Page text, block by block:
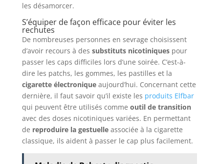
les désamorcer.
S’équiper de façon efficace pour éviter les
rechutes
De nombreuses personnes en sevrage choisissent
d’avoir recours à des substituts nicotiniquespour
passer les caps difficiles lors d’une soirée. C’est-à-
dire les patchs, les gommes, les pastilles et la
cigarette électronique aujourd’hui. Concernant cette
dernière, il faut savoir qu’il existe les produits Elfbar
qui peuvent être utilisés comme outil de transition
avec des doses nicotiniques variées. En permettant
de reproduire la gestuelle associée à la cigarette
classique, ils aident à passer le cap plus facilement.